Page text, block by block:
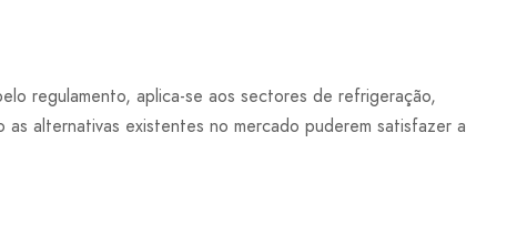
regulamento, aplica-se aos sectores de refrigeração,
alternativas existentes no mercado puderem satisfazer a